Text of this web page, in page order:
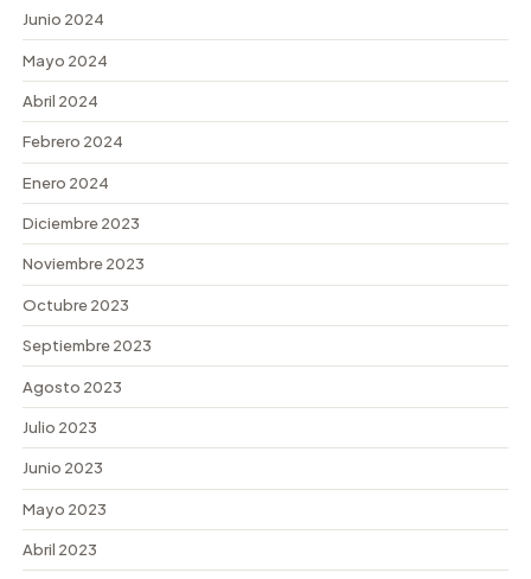
Junio 2024
Mayo 2024
Abril 2024
Febrero 2024
Enero 2024
Diciembre 2023
Noviembre 2023
Octubre 2023
Septiembre 2023
Agosto 2023
Julio 2023
Junio 2023
Mayo 2023
Abril 2023